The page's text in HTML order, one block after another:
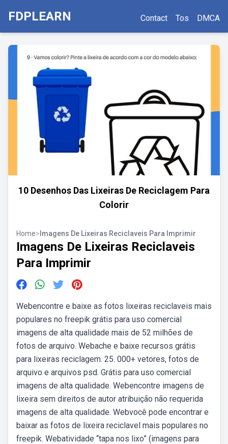
FDPLEARN Contact Tos DMCA
10 Desenhos Das Lixeiras De Reciclagem Para
Colorir
Home> Imagens De Lixeiras Reciclaveis Para Imprimir
Imagens De Lixeiras Reciclaveis
Para Imprimir
Webencontre e baixe as fotos lixeiras reciclaveis mais
populares no freepik grátis para uso comercial
imagens de alta qualidade mais de 52 milhões de
fotos de arquivo. Webache e baixe recursos grátis
para lixeiras reciclagem. 25. 000+ vetores, fotos de
arquivo e arquivos psd. Grátis para uso comercial
imagens de alta qualidade. Webencontre imagens de
lixeira sem direitos de autor atribuição não requerida
imagens de alta qualidade. Webvocê pode encontrar e
baixar as fotos de lixeira reciclavel mais populares no
freepik. Webatividade “tapa nos lixo” (imagens para